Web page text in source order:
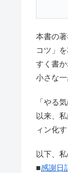
本書の
コツ」
すく書
小さな
「やる
以来、
ィン化
以下、
■感謝日